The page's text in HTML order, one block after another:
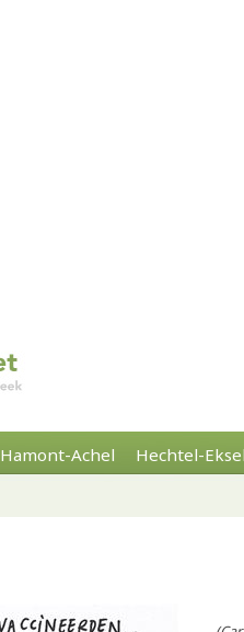
Hamont-Achel Hechtel-